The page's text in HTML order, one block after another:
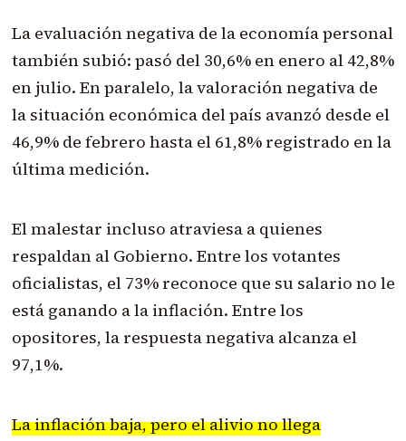
La evaluación negativa de la economía personal
también subió: pasó del 30,6% en enero al 42,8%
en julio. En paralelo, la valoración negativa de
la situación económica del país avanzó desde el
46,9% de febrero hasta el 61,8% registrado en la
última medición.
El malestar incluso atraviesa a quienes
respaldan al Gobierno. Entre los votantes
oficialistas, el 73% reconoce que su salario no le
está ganando a la inflación. Entre los
opositores, la respuesta negativa alcanza el
97,1%.
La inflación baja, pero el alivio no llega